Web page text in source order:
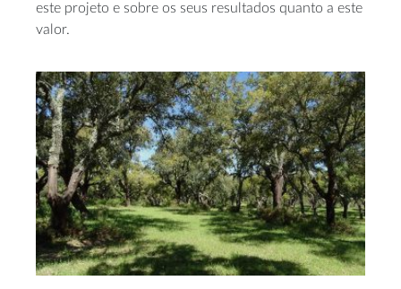
este projeto e sobre os seus resultados quanto a este
valor.